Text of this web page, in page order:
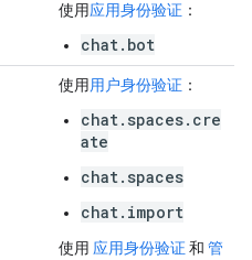
使用应用身份验证 ：
chat.bot
使用 用户身份验证 ：
chat.spaces.cre
ate
chat.spaces
chat.import
使用 应用身份验证 和 管